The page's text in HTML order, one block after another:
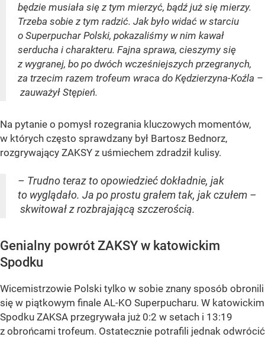
będzie musiała się z tym mierzyć, bądź już się mierzy.
Trzeba sobie z tym radzić. Jak było widać w starciu
o Superpuchar Polski, pokazaliśmy w nim kawał
serducha i charakteru. Fajna sprawa, cieszymy się
z wygranej, bo po dwóch wcześniejszych przegranych,
za trzecim razem trofeum wraca do Kędzierzyna-Koźla –
zauważył Stępień.
Na pytanie o pomysł rozegrania kluczowych momentów,
w których często sprawdzany był Bartosz Bednorz,
rozgrywający ZAKSY z uśmiechem zdradził kulisy.
– Trudno teraz to opowiedzieć dokładnie, jak
to wyglądało. Ja po prostu grałem tak, jak czułem –
skwitował z rozbrajającą szczerością.
Genialny powrót ZAKSY w katowickim
Spodku
Wicemistrzowie Polski tylko w sobie znany sposób obronili
się w piątkowym finale AL-KO Superpucharu. W katowickim
Spodku ZAKSA przegrywała już 0:2 w setach i 13:19
z obrońcami trofeum. Ostatecznie potrafili jednak odwrócić